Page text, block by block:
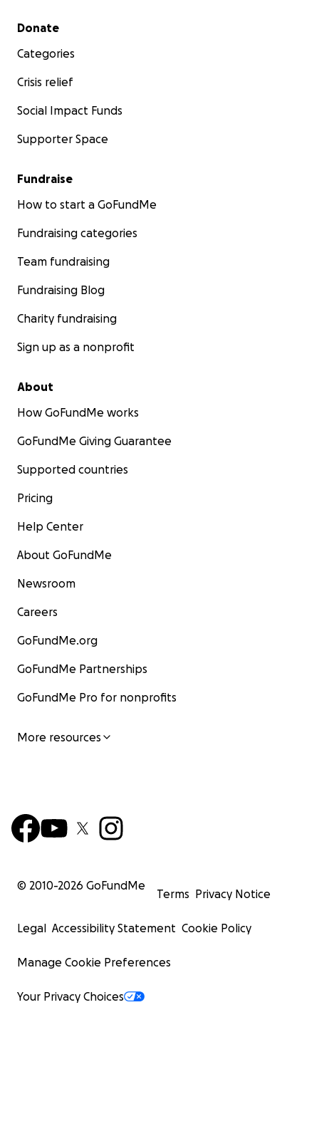
Secondary menu
Donate
Categories
Crisis relief
Social Impact Funds
Supporter Space
Fundraise
How to start a GoFundMe
Fundraising categories
Team fundraising
Fundraising Blog
Charity fundraising
Sign up as a nonprofit
About
How GoFundMe works
GoFundMe Giving Guarantee
Supported countries
Pricing
Help Center
About GoFundMe
Newsroom
Careers
GoFundMe.org
GoFundMe Partnerships
GoFundMe Pro for nonprofits
More resources
© 2010-2026 GoFundMe
Terms Privacy Notice
Legal Accessibility Statement Cookie Policy
Manage Cookie Preferences
Your Privacy Choices